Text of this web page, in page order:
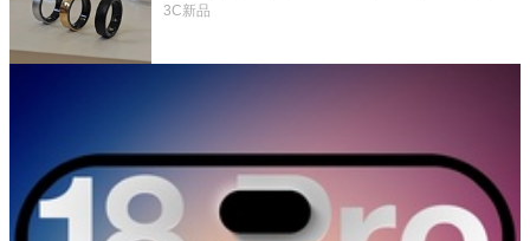
與智慧家電連動功能
3C新品